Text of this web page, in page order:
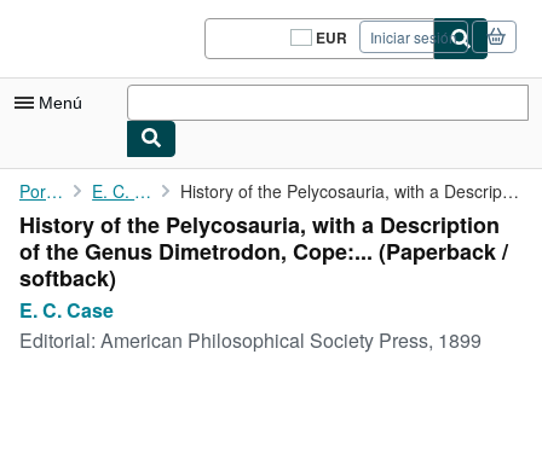
Pasar al contenido principal
EUR
Preferencias
de
del
Iniciar sesión
Menú
Mi cuenta
Consultar mis pedidos
Cerrar sesión
Búsqueda avanzada
Portada E. C. Case History of the Pelycosauria, with a Description of the Genus ...
History of the Pelycosauria, with a Description
of the Genus Dimetrodon, Cope:... (Paperback /
softback)
E. C. Case
Editorial: American Philosophical Society Press, 1899